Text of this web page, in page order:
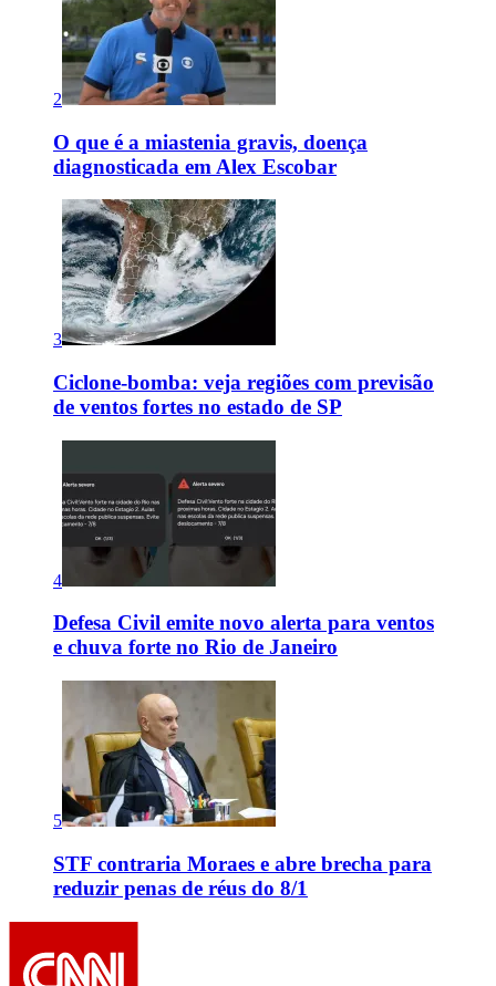
2
O que é a miastenia gravis, doença
diagnosticada em Alex Escobar
3
Ciclone-bomba: veja regiões com previsão
de ventos fortes no estado de SP
4
Defesa Civil emite novo alerta para ventos
e chuva forte no Rio de Janeiro
5
STF contraria Moraes e abre brecha para
reduzir penas de réus do 8/1